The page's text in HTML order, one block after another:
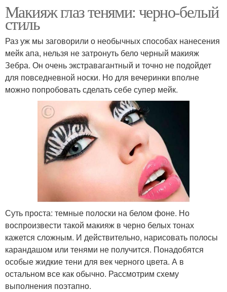
Макияж глаз тенями: черно-белый
стиль
Раз уж мы заговорили о необычных способах нанесения
мейк апа, нельзя не затронуть бело черный макияж
Зебра. Он очень экстравагантный и точно не подойдет
для повседневной носки. Но для вечеринки вполне
можно попробовать сделать себе супер мейк.
Суть проста: темные полоски на белом фоне. Но
воспроизвести такой макияж в черно белых тонах
кажется сложным. И действительно, нарисовать полосы
карандашом или тенями не получится. Понадобятся
особые жидкие тени для век черного цвета. А в
остальном все как обычно. Рассмотрим схему
выполнения поэтапно.